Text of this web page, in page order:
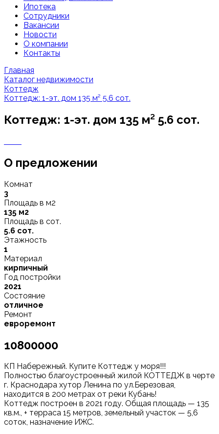
Ипотека
Сотрудники
Вакансии
Новости
О компании
Контакты
Главная
Каталог недвижимости
Коттедж
Коттедж: 1-эт. дом 135 м² 5.6 сот.
Коттедж: 1-эт. дом 135 м² 5.6 сот.
О предложении
Комнат
3
Площадь в м2
135 м2
Площадь в сот.
5.6 сот.
Этажность
1
Материал
кирпичный
Год постройки
2021
Состояние
отличное
Ремонт
евроремонт
10800000
КП Набережный. Купите Коттедж у моря!!!
Полностью благоустроенный жилой КОТТЕДЖ в черте
г. Краснодара хутор Ленина по ул.Березовая,
находится в 200 метрах от реки Кубань!
Коттедж построен в 2021 году. Общая площадь — 135
кв.м., + терраса 15 метров, земельный участок — 5,6
соток, назначение ИЖС.